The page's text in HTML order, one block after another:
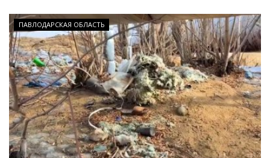
ПАВЛОДАРСКАЯ ОБЛАСТЬ